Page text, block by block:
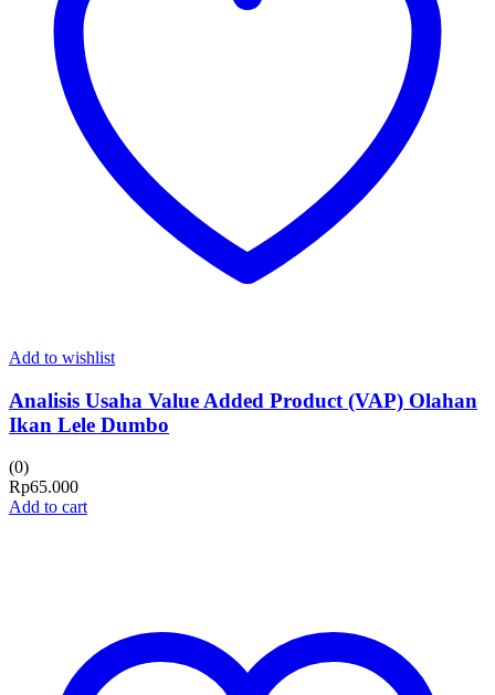
Add to wishlist
Analisis Usaha Value Added Product (VAP) Olahan
Ikan Lele Dumbo
(0)
Rp65.000
Add to cart